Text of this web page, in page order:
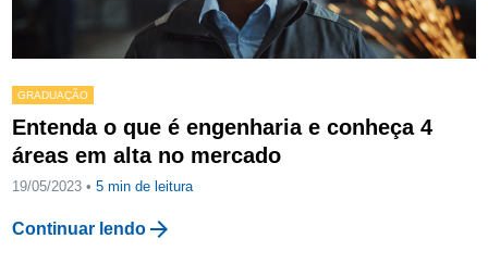
GRADUAÇÃO
Entenda o que é engenharia e conheça 4
áreas em alta no mercado
19/05/2023 •5 min de leitura
Continuar lendo arrow_forward